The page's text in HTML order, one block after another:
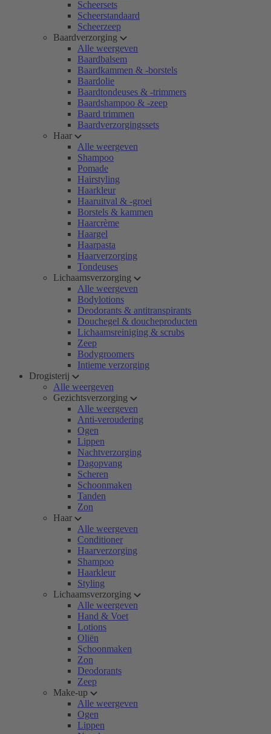
Scheersets
Scheerstandaard
Scheerzeep
Baardverzorging
Alle weergeven
Baardbalsem
Baardkammen & -borstels
Baardolie
Baardtondeuses & -trimmers
Baardshampoo & -zeep
Baard trimmen
Baardverzorgingssets
Haar
Alle weergeven
Shampoo
Pomade
Hairstyling
Haarkleur
Haaruitval & -groei
Borstels & kammen
Haarcrème
Haargel
Haarpasta
Haarverzorging
Tondeuses
Lichaamsverzorging
Alle weergeven
Bodylotions
Deodorants & antitranspirants
Douchegel & doucheproducten
Lichaamsreiniging & scrubs
Zeep
Bodygroomers
Intieme verzorging
Drogisterij
Alle weergeven
Gezichtsverzorging
Alle weergeven
Anti-veroudering
Ogen
Lippen
Nachtverzorging
Dagopvang
Scheren
Schoonmaken
Tanden
Zon
Haar
Alle weergeven
Conditioner
Haarverzorging
Shampoo
Haarkleur
Styling
Lichaamsverzorging
Alle weergeven
Hand & Voet
Lotions
Oliën
Schoonmaken
Zon
Deodorants
Zeep
Make-up
Alle weergeven
Ogen
Lippen